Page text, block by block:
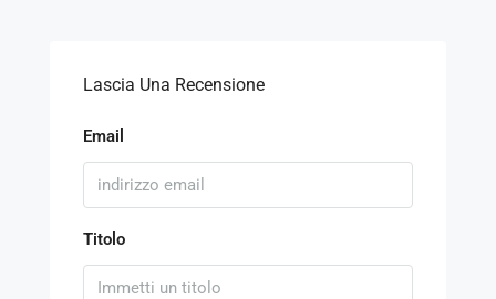
Lascia Una Recensione
Email
Titolo